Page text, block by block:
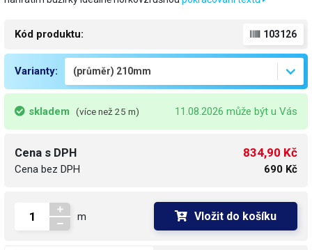
Kód produktu: 103126
Varianty:
skladem (více než 25 m) 11.08.2026 může být u Vás
Cena s DPH
Cena bez DPH
834,90 Kč
690 Kč
m Vložit do košíku